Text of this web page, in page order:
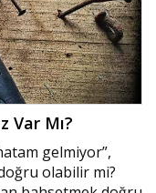
Var Mı?
gelmiyor”,
doğru olabilir mi?